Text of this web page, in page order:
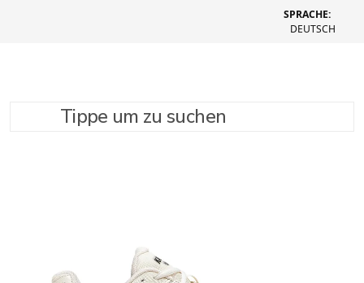
SPRACHE:
DEUTSCH
Tippe um zu suchen